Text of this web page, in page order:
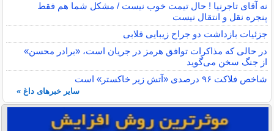
نه آقای تاجرنیا ! حال تیمت خوب نیست / مشکل شما هم فقط
پنجره نقل و انتقال نیست
جزئیات بازداشت دو جراح زیبایی قلابی
در حالی که مذاکرات توافق هرمز در جریان است، «برادر محسن»
از جنگ سخن می‌گوید
شاخص فلاکت ۹۶ درصدی «آتش زیر خاکستر» است
سایر خبرهای داغ »